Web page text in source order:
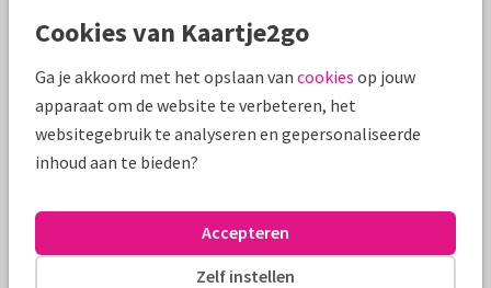
Mooie extra's bij je kaart
Cookies van Kaartje2go
Ga je akkoord met het opslaan van cookies op jouw
apparaat om de website te verbeteren, het
websitegebruik te analyseren en gepersonaliseerde
inhoud aan te bieden?
Zelf instellen
Accepteren